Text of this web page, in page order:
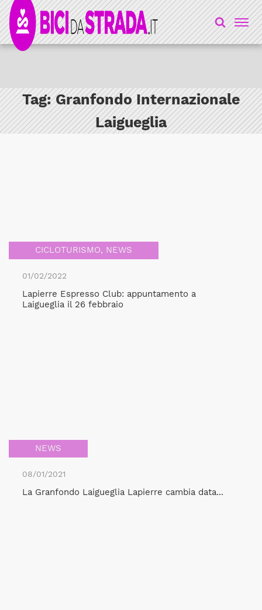
Tag:Granfondo Internazionale
Laigueglia
CICLOTURISMO, NEWS
01/02/2022
Lapierre Espresso Club: appuntamento a
Laigueglia il 26 febbraio
NEWS
08/01/2021
La Granfondo Laigueglia Lapierre cambia data...